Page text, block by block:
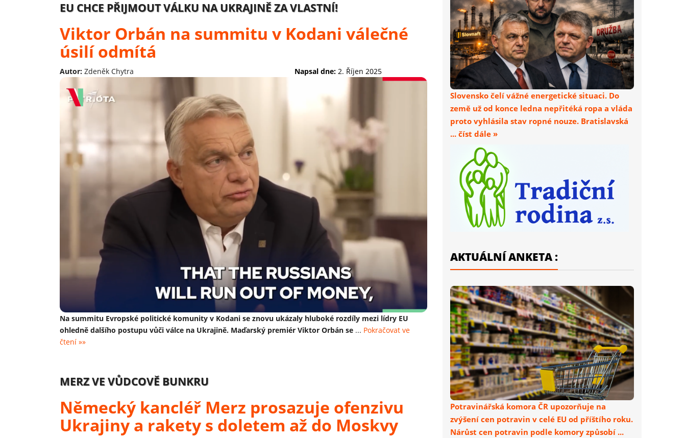
EU CHCE PŘIJMOUT VÁLKU NA UKRAJINĚ ZA VLASTNÍ!
Viktor Orbán na summitu v Kodani válečné
úsilí odmítá
Autor: Zdeněk Chytra Napsal dne: 2. Říjen 2025
Na summitu Evropské politické komunity v Kodani se znovu ukázaly hluboké rozdíly mezi lídry EU
ohledně dalšího postupu vůči válce na Ukrajině. Maďarský premiér Viktor Orbán se ... Pokračovat ve
čtení »»
MERZ VE VŮDCOVĚ BUNKRU
Německý kancléř Merz prosazuje ofenzivu
Ukrajiny a rakety s doletem až do Moskvy
Slovensko čelí vážné energetické situaci. Do
země už od konce ledna nepřitéká ropa a vláda
proto vyhlásila stav ropné nouze. Bratislavská
... číst dále »
AKTUÁLNÍ ANKETA :
Potravinářská komora ČR upozorňuje na
zvýšení cen potravin v celé EU od příštího roku.
Nárůst cen potravin podle komory způsobí ...